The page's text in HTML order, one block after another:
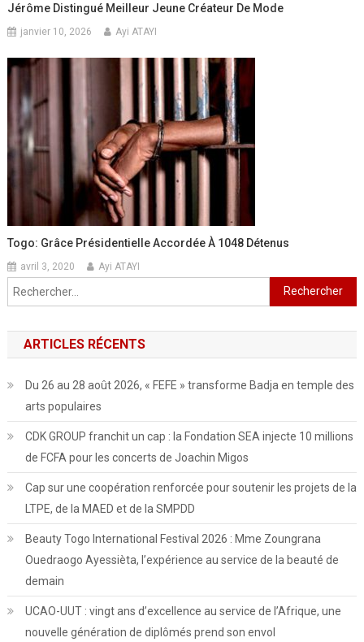
Jérôme Distingué Meilleur Jeune Créateur De Mode
janvier 10, 2026 Ayi ATAYI
Togo: Grâce Présidentielle Accordée À 1048 Détenus
avril 3, 2020 Ayi ATAYI
Rechercher :
ARTICLES RÉCENTS
Du 26 au 28 août 2026, « FEFE » transforme Badja en temple des
arts populaires
CDK GROUP franchit un cap : la Fondation SEA injecte 10 millions
de FCFA pour les concerts de Joachin Migos
Cap sur une coopération renforcée pour soutenir les projets de la
LTPE, de la MAED et de la SMPDD
Beauty Togo International Festival 2026 : Mme Zoungrana
Ouedraogo Ayessièta, l’expérience au service de la beauté de
demain
UCAO-UUT : vingt ans d’excellence au service de l’Afrique, une
nouvelle génération de diplômés prend son envol